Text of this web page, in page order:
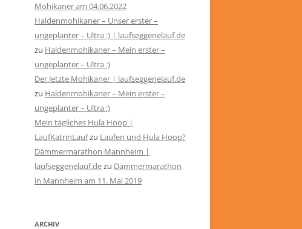
Mohikaner am 04.06.2022
Haldenmohikaner – Unser erster –
ungeplanter – Ultra :) | laufseggenelauf.de
zu Haldenmohikaner – Mein erster –
ungeplanter – Ultra :)
Der letzte Mohikaner | laufseggenelauf.de
zu Haldenmohikaner – Mein erster –
ungeplanter – Ultra :)
Mein tägliches Hula Hoop |
LaufKatrinLaufzu Laufen und Hula Hoop?
Dämmermarathon Mannheim |
laufseggenelauf.dezu Dämmermarathon
in Mannheim am 11. Mai 2019
ARCHIV